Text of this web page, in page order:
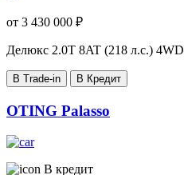
от 3 430 000 ₽
Делюкс 2.0T 8AT (218 л.с.) 4WD
В Trade-in В Кредит
OTING Palasso
В кредит